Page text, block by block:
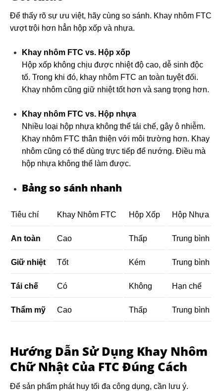
Để thấy rõ sự ưu việt, hãy cùng so sánh. Khay nhôm FTC
vượt trội hơn hẳn hộp xốp và nhựa.
Khay nhôm FTC vs. Hộp xốp
Hộp xốp không chịu được nhiệt độ cao, dễ sinh độc
tố. Trong khi đó, khay nhôm FTC an toàn tuyệt đối.
Khay nhôm cũng giữ nhiệt tốt hơn và sang trọng hơn.
Khay nhôm FTC vs. Hộp nhựa
Nhiều loại hộp nhựa không thể tái chế, gây ô nhiễm.
Khay nhôm FTC thân thiện với môi trường hơn. Khay
nhôm cũng có thể dùng trực tiếp để nướng. Điều mà
hộp nhựa không thể làm được.
Bảng so sánh nhanh
Tiêu chí Khay Nhôm FTC Hộp Xốp Hộp Nhựa
An toàn Cao Thấp Trung bình
Giữ nhiệt Tốt Kém Trung bình
Tái chế Có Không Hạn chế
Thẩm mỹ Cao Thấp Trung bình
Hướng Dẫn Sử Dụng Khay Nhôm
Chữ Nhật Của FTC Đúng Cách
Để sản phẩm phát huy tối đa công dụng, cần lưu ý.